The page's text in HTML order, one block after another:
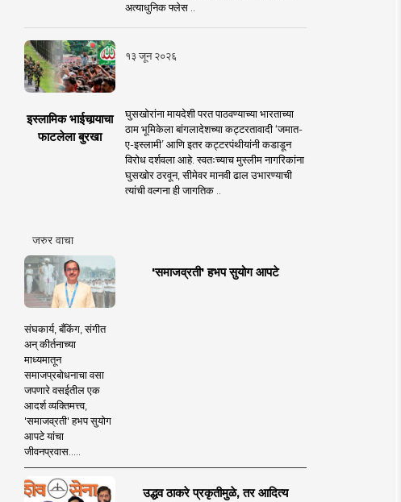
अत्याधुनिक फ्लेस ..
१३ जून २०२६
इस्लामिक भाईचार्‍याचा
फाटलेला बुरखा
घुसखोरांना मायदेशी परत पाठवण्याच्या भारताच्या
ठाम भूमिकेला बांगलादेशच्या कट्टरतावादी ‘जमात-
ए-इस्लामी’ आणि इतर कट्टरपंथीयांनी कडाडून
विरोध दर्शवला आहे. स्वतःच्याच मुस्लीम नागरिकांना
घुसखोर ठरवून, सीमेवर मानवी ढाल उभारण्याची
त्यांची वल्गना ही जागतिक ..
जरुर वाचा
'समाजव्रती' हभप सुयोग आपटे
संघकार्य, बँकिंग, संगीत
अन् कीर्तनाच्या
माध्यमातून
समाजप्रबोधनाचा वसा
जपणारे वसईतील एक
आदर्श व्यक्तिमत्त्व,
'समाजव्रती' हभप सुयोग
आपटे यांचा
जीवनप्रवास.....
उद्धव ठाकरे प्रकृतीमुळे, तर आदित्य